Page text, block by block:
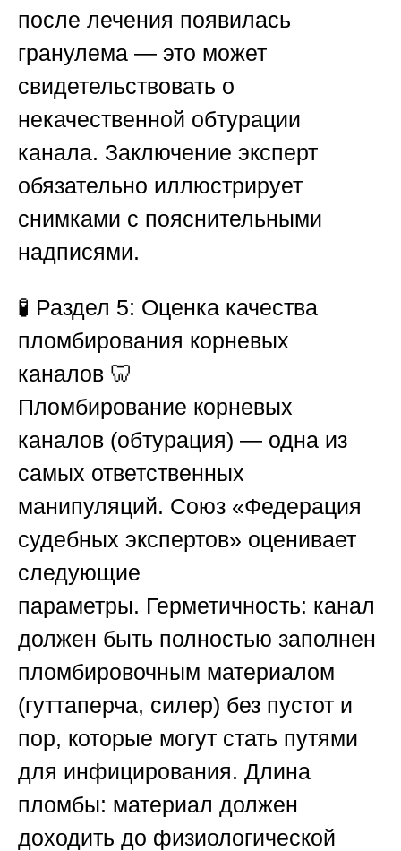
после лечения появилась
гранулема — это может
свидетельствовать о
некачественной обтурации
канала. Заключение эксперт
обязательно иллюстрирует
снимками с пояснительными
надписями.
🧪 Раздел 5: Оценка качества
пломбирования корневых
каналов 🦷
Пломбирование корневых
каналов (обтурация) — одна из
самых ответственных
манипуляций. Союз «Федерация
судебных экспертов» оценивает
следующие
параметры. Герметичность: канал
должен быть полностью заполнен
пломбировочным материалом
(гуттаперча, силер) без пустот и
пор, которые могут стать путями
для инфицирования. Длина
пломбы: материал должен
доходить до физиологической